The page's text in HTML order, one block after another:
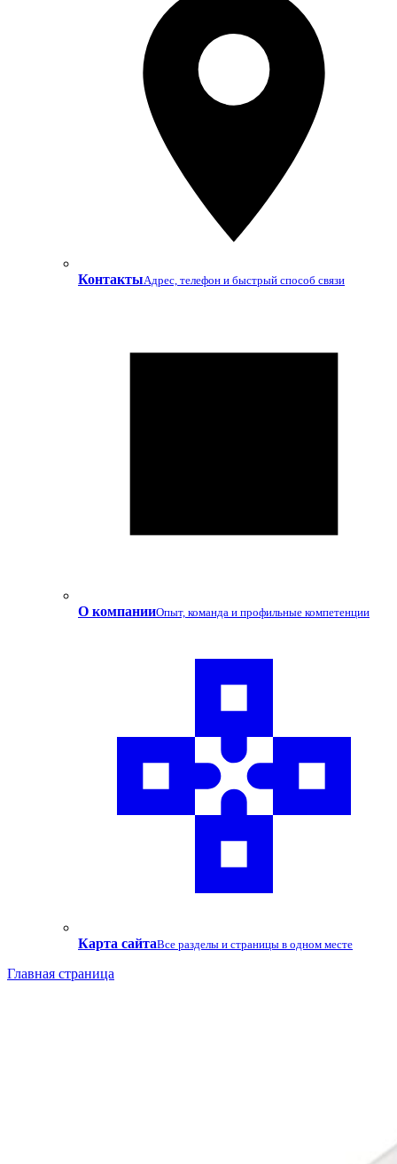
КонтактыАдрес, телефон и быстрый способ связи
О компанииОпыт, команда и профильные компетенции
Карта сайтаВсе разделы и страницы в одном месте
Главная страница